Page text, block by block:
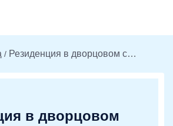
Резиденция в дворцовом стиле на берегу моря в Махмутларе: ID 1027
в дворцовом